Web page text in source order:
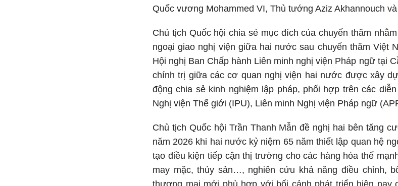
Quốc vương Mohammed VI, Thủ tướng Aziz Akhannouch
Chủ tịch Quốc hội chia sẻ mục đích của chuyến thăm
ngoại giao nghị viện giữa hai nước sau chuyến thăm Việt
Hội nghị Ban Chấp hành Liên minh nghị viện Pháp ngữ tại
chính trị giữa các cơ quan nghị viện hai nước được xây
động chia sẻ kinh nghiệm lập pháp, phối hợp trên các
Nghị viện Thế giới (IPU), Liên minh Nghị viện Pháp ngữ
Chủ tịch Quốc hội Trần Thanh Mẫn đề nghị hai bên tăng
năm 2026 khi hai nước kỷ niệm 65 năm thiết lập quan hệ
tạo điều kiện tiếp cận thị trường cho các hàng hóa thế
may mặc, thủy sản…, nghiên cứu khả năng điều chỉnh,
thương mại mới phù hợp với bối cảnh phát triển hiện nay